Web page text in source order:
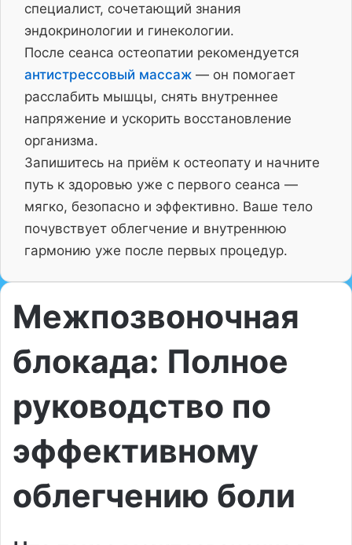
специалист, сочетающий знания
эндокринологии и гинекологии.
После сеанса остеопатии рекомендуется
антистрессовый массаж — он помогает
расслабить мышцы, снять внутреннее
напряжение и ускорить восстановление
организма.
Запишитесь на приём к остеопату и начните
путь к здоровью уже с первого сеанса —
мягко, безопасно и эффективно. Ваше тело
почувствует облегчение и внутреннюю
гармонию уже после первых процедур.
Межпозвоночная
блокада: Полное
руководство по
эффективному
облегчению боли